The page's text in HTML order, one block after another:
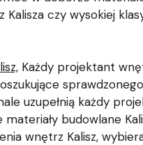
Kalisza czy wysokiej
Każdy projektant
uzupełnią każdy
budowlane
wnętrz Kalisz,